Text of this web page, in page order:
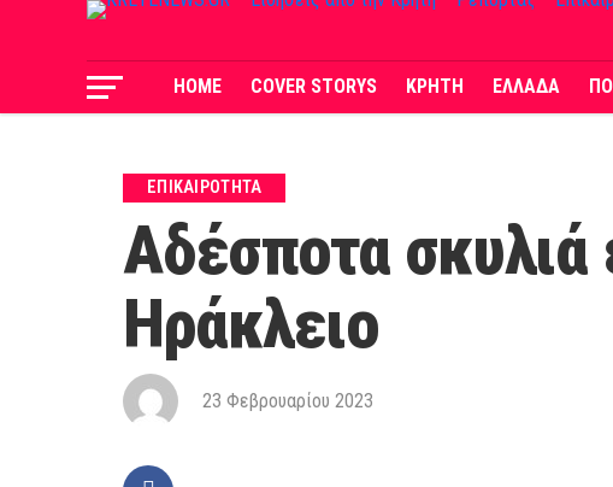
HOME COVER STORYS ΚΡΗΤΗ ΕΛΛΑΔΑ
ΕΠΙΚΑΙΡΟΤΗΤΑ
Αδέσποτα σκυλιά
Ηράκλειο
23 Φεβρουαρίου 2023